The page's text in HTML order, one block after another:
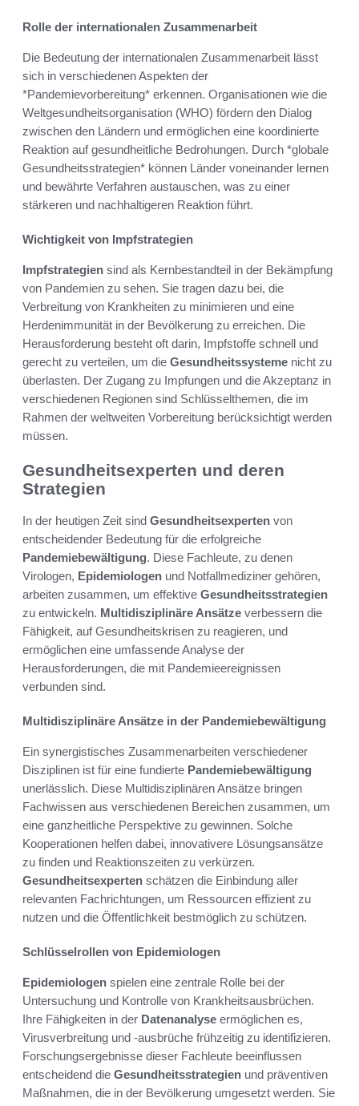
Rolle der internationalen Zusammenarbeit
Die Bedeutung der internationalen Zusammenarbeit lässt
sich in verschiedenen Aspekten der
*Pandemievorbereitung* erkennen. Organisationen wie die
Weltgesundheitsorganisation (WHO) fördern den Dialog
zwischen den Ländern und ermöglichen eine koordinierte
Reaktion auf gesundheitliche Bedrohungen. Durch *globale
Gesundheitsstrategien* können Länder voneinander lernen
und bewährte Verfahren austauschen, was zu einer
stärkeren und nachhaltigeren Reaktion führt.
Wichtigkeit von Impfstrategien
Impfstrategien sind als Kernbestandteil in der Bekämpfung
von Pandemien zu sehen. Sie tragen dazu bei, die
Verbreitung von Krankheiten zu minimieren und eine
Herdenimmunität in der Bevölkerung zu erreichen. Die
Herausforderung besteht oft darin, Impfstoffe schnell und
gerecht zu verteilen, um die Gesundheitssysteme nicht zu
überlasten. Der Zugang zu Impfungen und die Akzeptanz in
verschiedenen Regionen sind Schlüsselthemen, die im
Rahmen der weltweiten Vorbereitung berücksichtigt werden
müssen.
Gesundheitsexperten und deren
Strategien
In der heutigen Zeit sind Gesundheitsexperten von
entscheidender Bedeutung für die erfolgreiche
Pandemiebewältigung. Diese Fachleute, zu denen
Virologen, Epidemiologen und Notfallmediziner gehören,
arbeiten zusammen, um effektive Gesundheitsstrategien
zu entwickeln. Multidisziplinäre Ansätze verbessern die
Fähigkeit, auf Gesundheitskrisen zu reagieren, und
ermöglichen eine umfassende Analyse der
Herausforderungen, die mit Pandemieereignissen
verbunden sind.
Multidisziplinäre Ansätze in der Pandemiebewältigung
Ein synergistisches Zusammenarbeiten verschiedener
Disziplinen ist für eine fundierte Pandemiebewältigung
unerlässlich. Diese Multidisziplinären Ansätze bringen
Fachwissen aus verschiedenen Bereichen zusammen, um
eine ganzheitliche Perspektive zu gewinnen. Solche
Kooperationen helfen dabei, innovativere Lösungsansätze
zu finden und Reaktionszeiten zu verkürzen.
Gesundheitsexperten schätzen die Einbindung aller
relevanten Fachrichtungen, um Ressourcen effizient zu
nutzen und die Öffentlichkeit bestmöglich zu schützen.
Schlüsselrollen von Epidemiologen
Epidemiologen spielen eine zentrale Rolle bei der
Untersuchung und Kontrolle von Krankheitsausbrüchen.
Ihre Fähigkeiten in der Datenanalyse ermöglichen es,
Virusverbreitung und -ausbrüche frühzeitig zu identifizieren.
Forschungsergebnisse dieser Fachleute beeinflussen
entscheidend die Gesundheitsstrategien und präventiven
Maßnahmen, die in der Bevölkerung umgesetzt werden. Sie